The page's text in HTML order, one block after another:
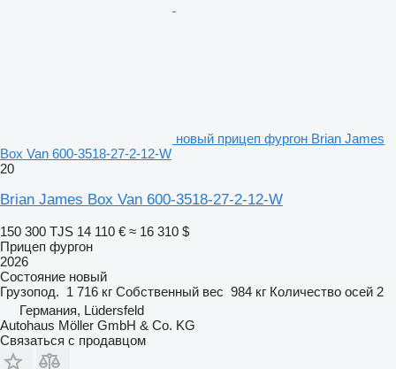
новый прицеп фургон Brian James
Box Van 600-3518-27-2-12-W
20
Brian James Box Van 600-3518-27-2-12-W
150 300 TJS 14 110 € ≈ 16 310 $
Прицеп фургон
2026
Состояние новый
Грузопод. 1 716 кг Собственный вес 984 кг Количество осей 2
Германия, Lüdersfeld
Autohaus Möller GmbH & Co. KG
Связаться с продавцом